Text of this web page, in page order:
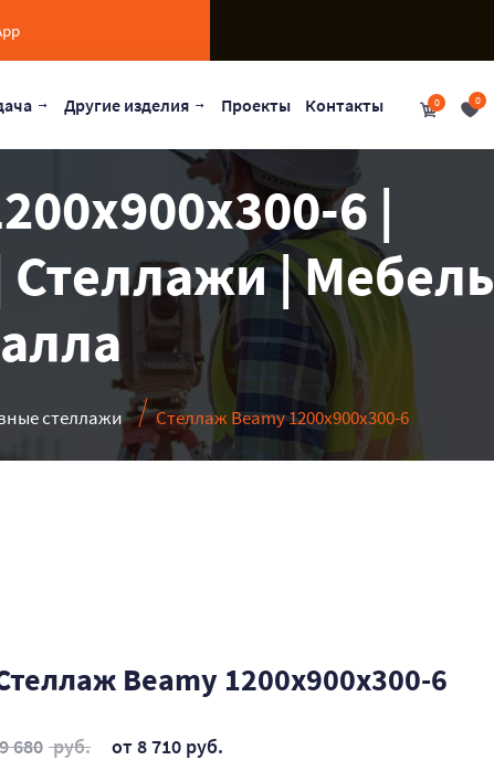
Другие изделия Проекты Контакты 0 0
6 |
| Мебель
стеллажи Стеллаж Beamy 1200x900x300-6
Beamy 1200x900x300-6
9 680 руб. от 8 710 руб.